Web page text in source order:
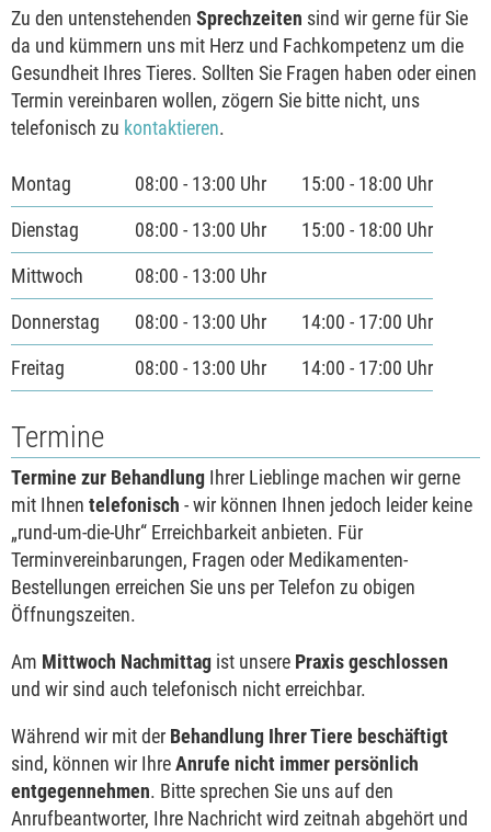
Zu den untenstehenden Sprechzeiten sind wir gerne für Sie
da und kümmern uns mit Herz und Fachkompetenz um die
Gesundheit Ihres Tieres. Sollten Sie Fragen haben oder einen
Termin vereinbaren wollen, zögern Sie bitte nicht, uns
telefonisch zu kontaktieren.
Montag 08:00 - 13:00 Uhr
15:00 - 18:00 Uhr
Dienstag
08:00 - 13:00 Uhr
15:00 - 18:00 Uhr
Mittwoch
08:00 - 13:00 Uhr
Donnerstag
08:00 - 13:00 Uhr
14:00 - 17:00 Uhr
Freitag
08:00 - 13:00 Uhr 14:00 - 17:00 Uhr
Termine
Termine zur Behandlung Ihrer Lieblinge machen wir gerne
mit Ihnen telefonisch - wir können Ihnen jedoch leider keine
„rund-um-die-Uhr“ Erreichbarkeit anbieten. Für
Terminvereinbarungen, Fragen oder Medikamenten-
Bestellungen erreichen Sie uns per Telefon zu obigen
Öffnungszeiten.
Am Mittwoch Nachmittag ist unsere Praxis geschlossen
und wir sind auch telefonisch nicht erreichbar.
Während wir mit der Behandlung Ihrer Tiere beschäftigt
sind, können wir IhreAnrufe nicht immer persönlich
entgegennehmen. Bitte sprechen Sie uns auf den
Anrufbeantworter, Ihre Nachricht wird zeitnah abgehört und